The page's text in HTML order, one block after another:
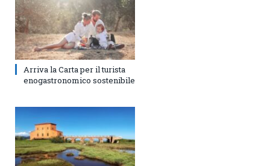
Arriva la Carta per il turista
enogastronomico sostenibile